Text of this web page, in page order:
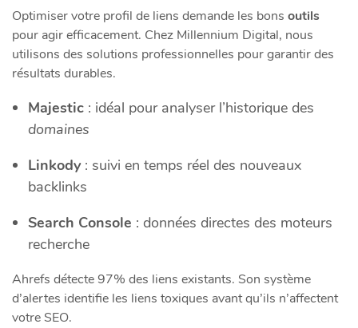
Optimiser votre profil de liens demande les bons outils
pour agir efficacement. Chez Millennium Digital, nous
utilisons des solutions professionnelles pour garantir des
résultats durables.
Majestic : idéal pour analyser l’historique des
domaines
Linkody: suivi en temps réel des nouveaux
backlinks
Search Console : données directes des moteurs
recherche
Ahrefs détecte 97% des liens existants. Son système
d’alertes identifie les liens toxiques avant qu’ils n’affectent
votre SEO.